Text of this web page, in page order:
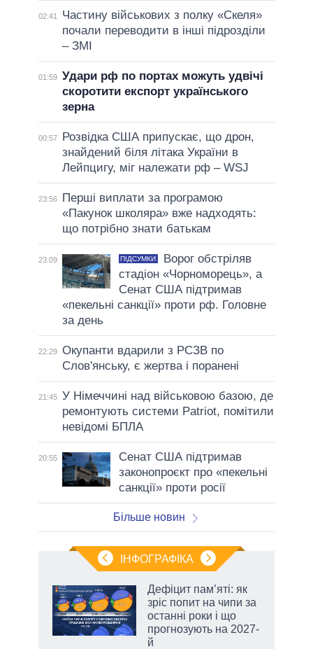
02:41
Частину військових з полку «Скеля»
почали переводити в інші підрозділи
– ЗМІ
01:59 Удари рф по портах можуть удвічі
скоротити експорт українського
зерна
00:57
Розвідка США припускає, що дрон,
знайдений біля літака України в
Лейпцигу, міг належати рф – WSJ
23:56
Перші виплати за програмою
«Пакунок школяра» вже надходять:
що потрібно знати батькам
23:09 ПІДСУМКИ
Ворог обстріляв
стадіон «Чорноморець», а
Сенат США підтримав
«пекельні санкції» проти рф. Головне
за день
22:29 Окупанти вдарили з РСЗВ по
Слов'янську, є жертва і поранені
21:45 У Німеччині над військовою базою, де
ремонтують системи Patriot, помітили
невідомі БПЛА
20:55
Сенат США підтримав
законопроєкт про «пекельні
санкції» проти росії
Більше новин
ІНФОГРАФІКА
Дефіцит пам’яті: як
зріс попит на чипи за
останні роки і що
прогнозують на 2027-
й